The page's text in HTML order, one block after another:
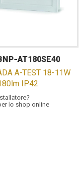
AT180SE40
A-TEST 18-11W
IP42
lo shop online